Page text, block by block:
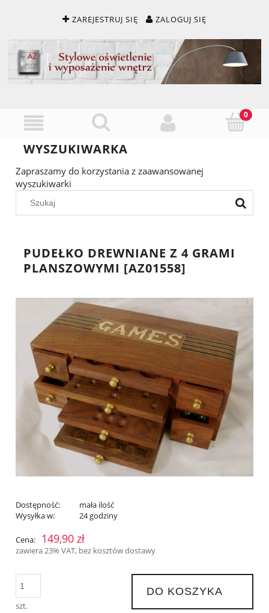
ZAREJESTRUJ SIĘ ZALOGUJ SIĘ
WYSZUKIWARKA
Zapraszamy do korzystania z zaawansowanej
wyszukiwarki
PUDEŁKO DREWNIANE Z 4 GRAMI
PLANSZOWYMI [AZ01558]
Dostępność:
mała ilość
Wysyłka w:
24 godziny
Cena: 149,90 zł
zawiera 23% VAT, bez kosztów dostawy
szt.
DO KOSZYKA